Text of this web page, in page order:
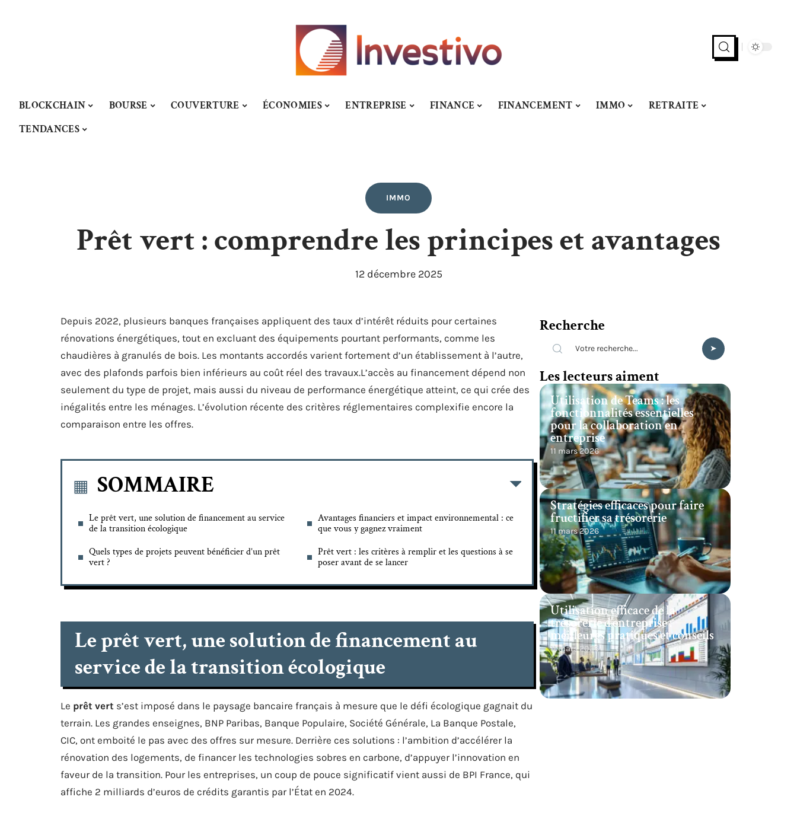
BLOCKCHAIN BOURSE COUVERTURE ÉCONOMIES ENTREPRISE FINANCE FINANCEMENT IMMO
RETRAITE
TENDANCES
IMMO
Prêt vert : comprendre les principes et avantages
12 décembre 2025
Depuis 2022, plusieurs banques françaises appliquent des taux d’intérêt réduits pour certaines
rénovations énergétiques, tout en excluant des équipements pourtant performants, comme les
chaudières à granulés de bois. Les montants accordés varient fortement d’un établissement à l’autre,
avec des plafonds parfois bien inférieurs au coût réel des travaux.L’accès au financement dépend non
seulement du type de projet, mais aussi du niveau de performance énergétique atteint, ce qui crée des
inégalités entre les ménages. L’évolution récente des critères réglementaires complexifie encore la
comparaison entre les offres.
SOMMAIRE
Le prêt vert, une solution de financement au service
de la transition écologique
Quels types de projets peuvent bénéficier d’un prêt
vert ?
Avantages financiers et impact environnemental : ce
que vous y gagnez vraiment
Prêt vert : les critères à remplir et les questions à se
poser avant de se lancer
Le prêt vert, une solution de financement au
service de la transition écologique
Le prêt vert s’est imposé dans le paysage bancaire français à mesure que le défi écologique gagnait du
terrain. Les grandes enseignes, BNP Paribas, Banque Populaire, Société Générale, La Banque Postale,
CIC, ont emboité le pas avec des offres sur mesure. Derrière ces solutions : l’ambition d’accélérer la
rénovation des logements, de financer les technologies sobres en carbone, d’appuyer l’innovation en
faveur de la transition. Pour les entreprises, un coup de pouce significatif vient aussi de BPI France, qui
affiche 2 milliards d’euros de crédits garantis par l’État en 2024.
Recherche
Les lecteurs aiment
Utilisation de Teams : les
fonctionnalités essentielles
pour la collaboration en
entreprise
11 mars 2026
Stratégies efficaces pour faire
fructifier sa trésorerie
11 mars 2026
Utilisation efficace de la
trésorerie d’entreprise :
meilleures pratiques et conseils
11 mars 2026